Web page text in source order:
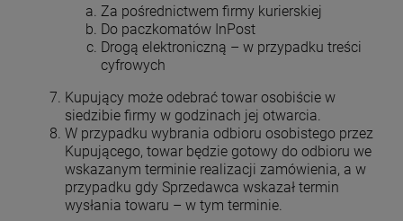
Za pośrednictwem firmy kurierskiej
Do paczkomatów InPost
Drogą elektroniczną – w przypadku treści
cyfrowych
Kupujący może odebrać towar osobiście w
siedzibie firmy w godzinach jej otwarcia.
W przypadku wybrania odbioru osobistego przez
Kupującego, towar będzie gotowy do odbioru we
wskazanym terminie realizacji zamówienia, a w
przypadku gdy Sprzedawca wskazał termin
wysłania towaru – w tym terminie.